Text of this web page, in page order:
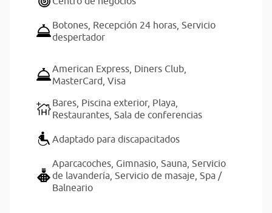
Botones, Recepción 24 horas, Servicio
despertador
American Express, Diners Club,
MasterCard, Visa
Bares, Piscina exterior, Playa,
Restaurantes, Sala de conferencias
Adaptado para discapacitados
Aparcacoches, Gimnasio, Sauna, Servicio
de lavandería, Servicio de masaje, Spa /
Balneario